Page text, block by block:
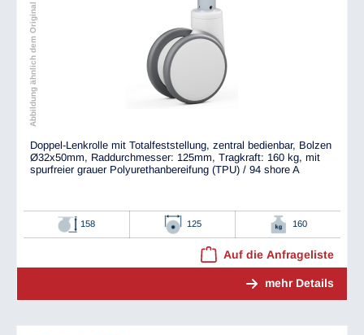
Abbildung ähnlich dem Original
Doppel-Lenkrolle mit Totalfeststellung, zentral bedienbar, Bolzen
Ø32x50mm, Raddurchmesser: 125mm, Tragkraft: 160 kg, mit
spurfreier grauer Polyurethanbereifung (TPU) / 94 shore A
158 125 160
Auf die Anfrageliste
mehr Details